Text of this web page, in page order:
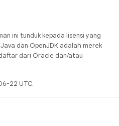
ini tunduk kepada lisensi yang
Java dan OpenJDK adalah merek
dari Oracle dan/atau
22 UTC.